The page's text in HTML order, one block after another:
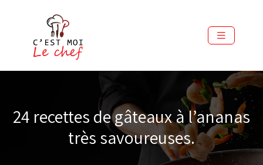
24 recettes de gâteaux à l’ananas
très savoureuses.